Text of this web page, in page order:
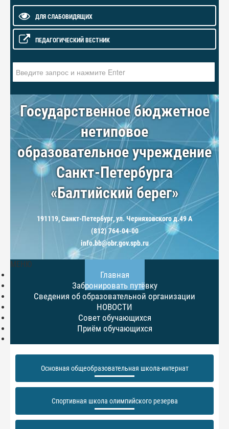
ДЛЯ СЛАБОВИДЯЩИХ
ПЕДАГОГИЧЕСКИЙ ВЕСТНИК
Государственное бюджетное
нетиповое
образовательное учреждение
Санкт-Петербурга
«Балтийский берег»
191119, Санкт-Петербург, ул. Черняховского д.49 А
(812) 764-04-00
info.bb@obr.gov.spb.ru
МЕНЮ
Главная
Забронировать путёвку
Сведения об образовательной организации
НОВОСТИ
Совет обучающихся
Приём обучающихся
Основная общеобразовательная школа-интернат
Спортивная школа олимпийского резерва